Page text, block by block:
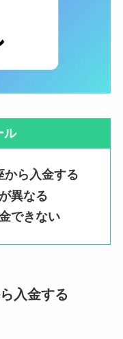
ル
から入金する
異なる
できない
入金する